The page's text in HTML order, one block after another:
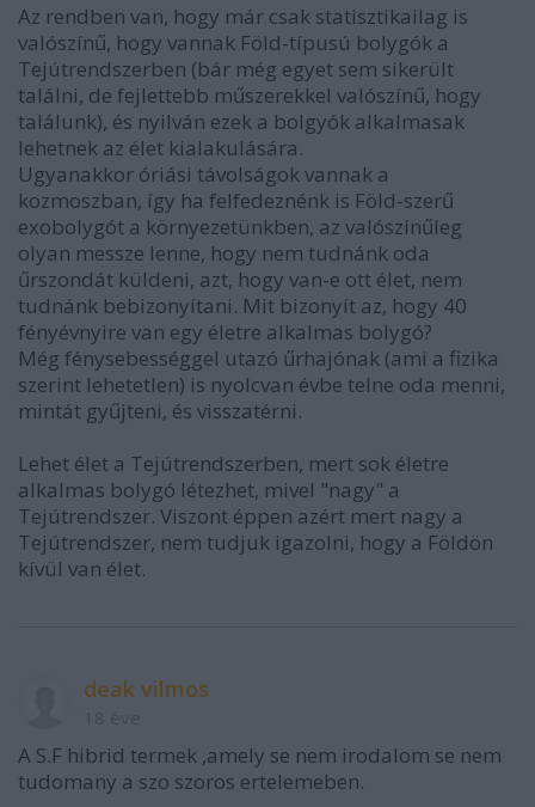
Az rendben van, hogy már csak statisztikailag is
valószínű, hogy vannak Föld-típusú bolygók a
Tejútrendszerben (bár még egyet sem sikerült
találni, de fejlettebb műszerekkel valószínű, hogy
találunk), és nyilván ezek a bolgyók alkalmasak
lehetnek az élet kialakulására.
Ugyanakkor óriási távolságok vannak a
kozmoszban, így ha felfedeznénk is Föld-szerű
exobolygót a környezetünkben, az valószínűleg
olyan messze lenne, hogy nem tudnánk oda
űrszondát küldeni, azt, hogy van-e ott élet, nem
tudnánk bebizonyítani. Mit bizonyít az, hogy 40
fényévnyire van egy életre alkalmas bolygó?
Még fénysebességgel utazó űrhajónak (ami a fizika
szerint lehetetlen) is nyolcvan évbe telne oda menni,
mintát gyűjteni, és visszatérni.
Lehet élet a Tejútrendszerben, mert sok életre
alkalmas bolygó létezhet, mivel "nagy" a
Tejútrendszer. Viszont éppen azért mert nagy a
Tejútrendszer, nem tudjuk igazolni, hogy a Földön
kívül van élet.
deak vilmos
A S.F hibrid termek ,amely se nem irodalom se nem
tudomany a szo szoros ertelemeben.